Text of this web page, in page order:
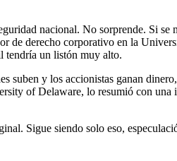
nacional. No sorprende. Si
de derecho corporativo en la
tendría un listón muy alto.
y los accionistas ganan
of Delaware, lo resumió con
Sigue siendo solo eso,